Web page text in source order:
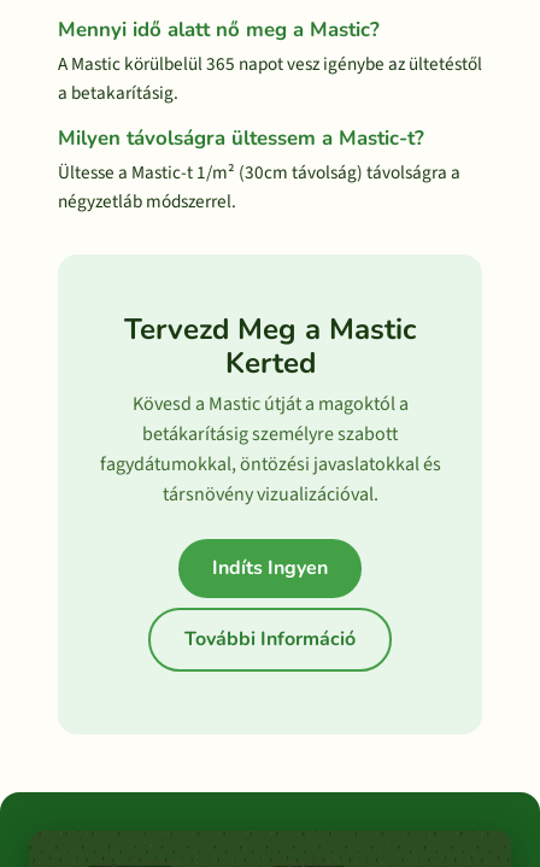
Mennyi idő alatt nő meg a Mastic?
A Mastic körülbelül 365 napot vesz igénybe az ültetéstől
a betakarításig.
Milyen távolságra ültessem a Mastic-t?
Ültesse a Mastic-t 1/m² (30cm távolság) távolságra a
négyzetláb módszerrel.
Tervezd Meg a Mastic
Kerted
Kövesd a Mastic útját a magoktól a
betákarításig személyre szabott
fagydátumokkal, öntözési javaslatokkal és
társnövény vizualizációval.
Indíts Ingyen
További Információ